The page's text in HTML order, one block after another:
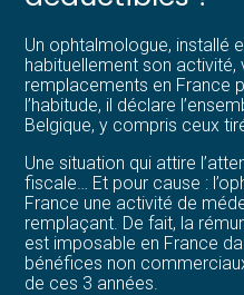
Un ophtalmologue, installé
habituellement son
remplacements en France
l’habitude, il déclare
Belgique, y compris ceux
Une situation qui attire
fiscale… Et pour cause :
France une activité de
remplaçant. De fait, la
est imposable en France
bénéfices non
de ces 3 années.